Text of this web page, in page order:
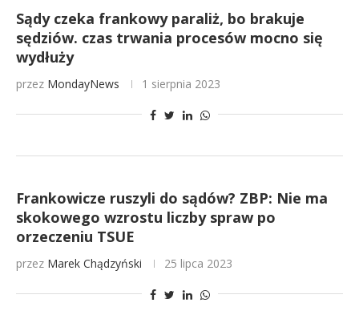
Sądy czeka frankowy paraliż, bo brakuje
sędziów. czas trwania procesów mocno się
wydłuży
przez MondayNews 1 sierpnia 2023
Frankowicze ruszyli do sądów? ZBP: Nie ma
skokowego wzrostu liczby spraw po
orzeczeniu TSUE
przez Marek Chądzyński 25 lipca 2023